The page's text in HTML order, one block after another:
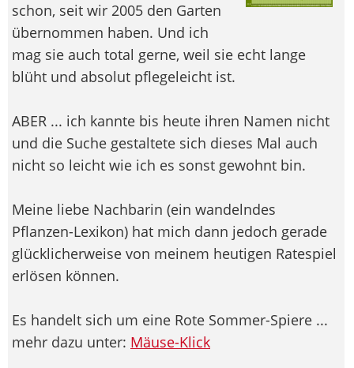
schon, seit wir 2005 den Garten
übernommen haben. Und ich
mag sie auch total gerne, weil sie echt lange
blüht und absolut pflegeleicht ist.
ABER ... ich kannte bis heute ihren Namen nicht
und die Suche gestaltete sich dieses Mal auch
nicht so leicht wie ich es sonst gewohnt bin.
Meine liebe Nachbarin (ein wandelndes
Pflanzen-Lexikon) hat mich dann jedoch gerade
glücklicherweise von meinem heutigen Ratespiel
erlösen können.
Es handelt sich um eine Rote Sommer-Spiere ...
mehr dazu unter: Mäuse-Klick